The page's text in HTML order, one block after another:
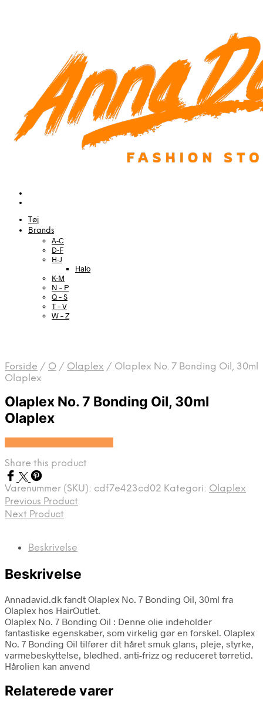
Tøj
Brands
A-C
D-F
H-J
Halo
K-M
N – P
Q – S
T – V
W – Z
Forside / O / Olaplex / Olaplex No. 7 Bonding Oil, 30ml
Olaplex
Olaplex No. 7 Bonding Oil, 30ml
Olaplex
Share this product
Varenummer (SKU): cdf7e423cd02 Kategori: Olaplex
Previous Product
Next Product
Beskrivelse
Beskrivelse
Annadavid.dk fandt Olaplex No. 7 Bonding Oil, 30ml fra
Olaplex hos HairOutlet.
Olaplex No. 7 Bonding Oil : Denne olie indeholder
fantastiske egenskaber, som virkelig gør en forskel. Olaplex
No. 7 Bonding Oil tilfører dit håret smuk glans, pleje, styrke,
varmebeskyttelse, blødhed. anti-frizz og reduceret tørretid.
Hårolien kan anvend
Relaterede varer